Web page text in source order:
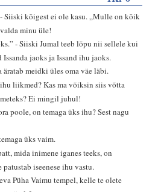
kõigest ei ole kasu. „Mulle on kõik
minu üle!
- Siiski Jumal teeb lõpu nii sellele kui
jaoks ja Issand ihu jaoks.
äratab meidki üles oma väe läbi.
liikmed? Kas ma võiksin siis võtta
Ei mingil juhul!
poole, on temaga üks ihu? Sest nagu
üks vaim.
mida inimene iganes teeks, on
iseenese ihu vastu.
Püha Vaimu tempel, kelle te olete